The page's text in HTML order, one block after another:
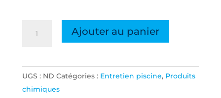
D'ENTRETIEN
2.0
TREVI
Ajouter au panier
UGS : ND Catégories : Entretien piscine, Produits
chimiques